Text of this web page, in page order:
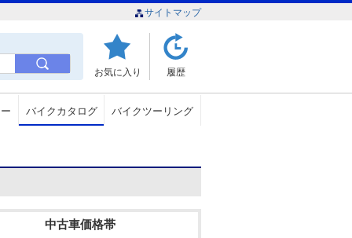
サイトマップ
お気に入り 履歴
バイクカタログ バイクツーリング
中古車価格帯